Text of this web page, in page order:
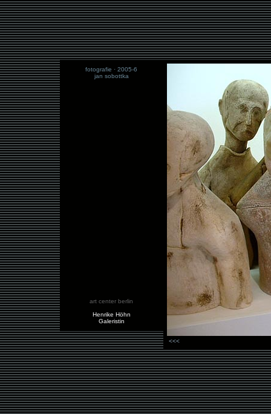
fotografie · 2005-6
jan sobottka
art center berlin
Henrike Höhn
Galeristin
<<<